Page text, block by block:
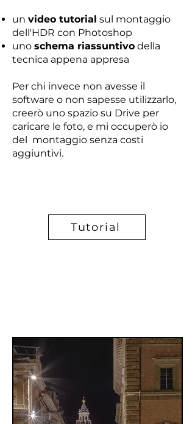
un video tutorial sul montaggio
dell'HDR con Photoshop
uno schema riassuntivo della
tecnica appena appresa
Per chi invece non avesse il
software o non sapesse utilizzarlo,
creerò uno spazio su Drive per
caricare le foto, e mi occuperò io
del montaggio senza costi
aggiuntivi.
Tutorial